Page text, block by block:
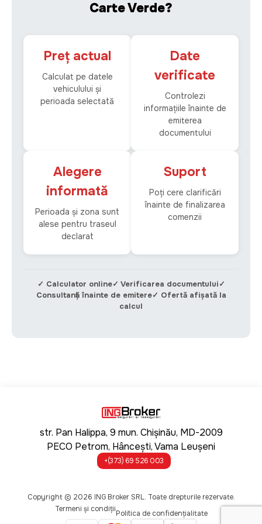
Practic, cel mai corect este să verifici situația în sistem și
să confirmi cu brokerul sau asigurătorul dacă polița poate
emis un contract nou.
Carte Verde?
Preț actual
Calculat pe datele
vehiculului și
perioada selectată
Date
verificate
Controlezi
informațiile înainte de
emiterea
documentului
Alegere
informată
Perioada și zona sunt
alese pentru traseul
declarat
Suport
Poți cere clarificări
înainte de finalizarea
comenzii
✓ Calculator online✓ Verificarea documentului✓
Consultanță înainte de emitere✓ Ofertă afișată la
calcul
str. Pan Halippa, 9 mun. Chișinău, MD-2009
PECO Petrom, Hâncești, Vama Leușeni
+(373) 69 526 003
Copyright © 2026 ING Broker SRL. Toate drepturile rezervate.
Legacy menu
Termeni și condițiiPolitica de confidențialitate